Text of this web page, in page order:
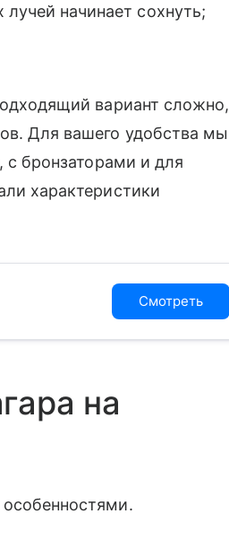
начинает сохнуть;
вариант сложно,
Для вашего удобства мы
с бронзаторами и для
характеристики
Смотреть
на